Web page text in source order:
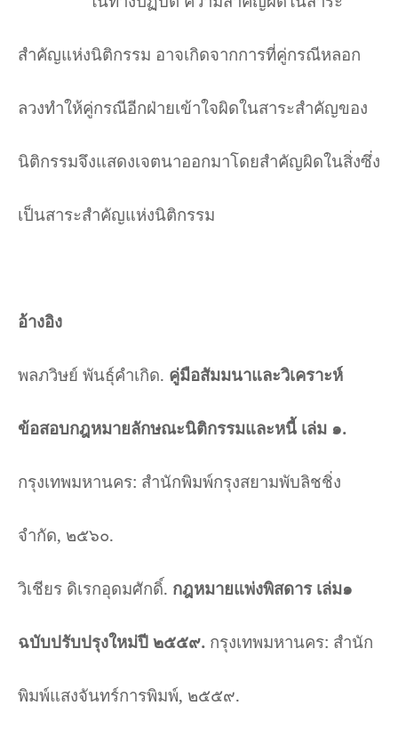
สำคัญแห่งนิติกรรม อาจเกิดจากการที่คู่กรณีหลอก
ลวงทำให้คู่กรณีอีกฝ่ายเข้าใจผิดในสาระสำคัญของ
นิติกรรมจึงแสดงเจตนาออกมาโดยสำคัญผิดในสิ่งซึ่ง
เป็นสาระสำคัญแห่งนิติกรรม
อ้างอิง
พลภวิษย์ พันธุ์คำเกิด. คู่มือสัมมนาและวิเคราะห์
ข้อสอบกฎหมายลักษณะนิติกรรมและหนี้ เล่ม ๑.
กรุงเทพมหานคร: สำนักพิมพ์กรุงสยามพับลิชชิ่ง
จำกัด, ๒๕๖๐.
วิเชียร ดิเรกอุดมศักดิ์. กฎหมายแพ่งพิสดาร เล่ม๑
ฉบับปรับปรุงใหม่ปี ๒๕๕๙. กรุงเทพมหานคร: สำนัก
พิมพ์แสงจันทร์การพิมพ์, ๒๕๕๙.